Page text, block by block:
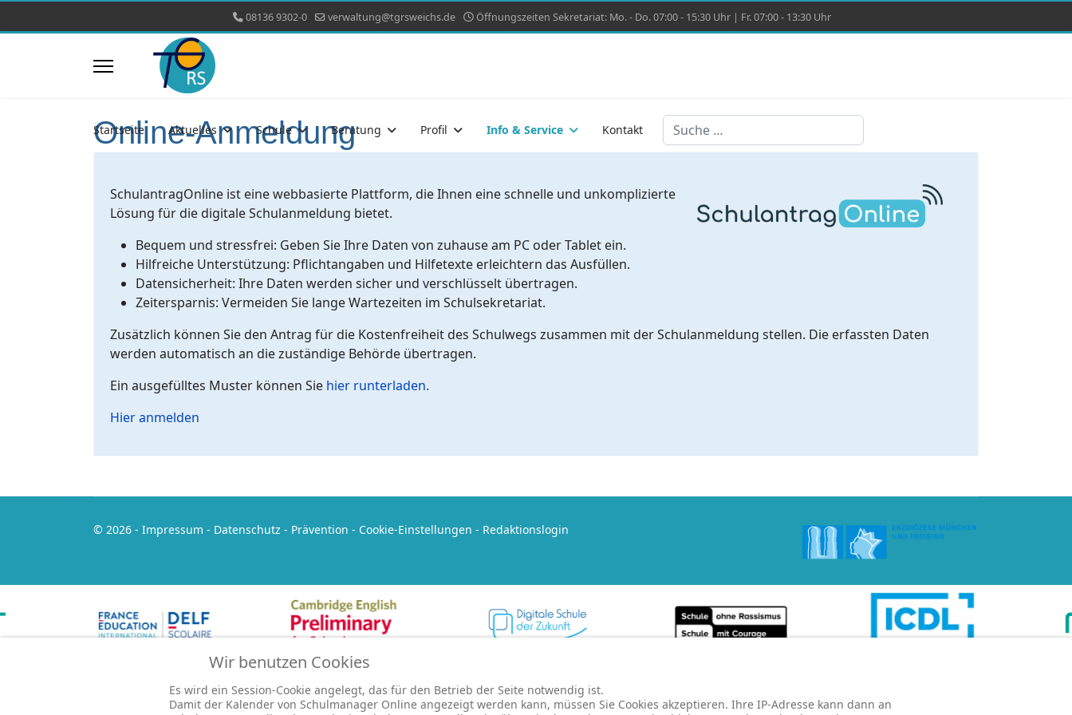
08136 9302-0 verwaltung@tgrsweichs.de Öffnungszeiten Sekretariat: Mo. - Do. 07:00 - 15:30 Uhr | Fr. 07:00 - 13:30 Uhr
Startseite Aktuelles Schule Beratung Profil Info & Service Kontakt Suchen
Online-Anmeldung
SchulantragOnline ist eine webbasierte Plattform, die Ihnen eine schnelle und unkomplizierte
Lösung für die digitale Schulanmeldung bietet.
Bequem und stressfrei: Geben Sie Ihre Daten von zuhause am PC oder Tablet ein.
Hilfreiche Unterstützung: Pflichtangaben und Hilfetexte erleichtern das Ausfüllen.
Datensicherheit: Ihre Daten werden sicher und verschlüsselt übertragen.
Zeitersparnis: Vermeiden Sie lange Wartezeiten im Schulsekretariat.
Zusätzlich können Sie den Antrag für die Kostenfreiheit des Schulwegs zusammen mit der Schulanmeldung stellen. Die erfassten Daten
werden automatisch an die zuständige Behörde übertragen.
Ein ausgefülltes Muster können Sie hier runterladen.
Hier anmelden
© 2026 - Impressum - Datenschutz - Prävention - Cookie-Einstellungen - Redaktionslogin
Wir benutzen Cookies
Es wird ein Session-Cookie angelegt, das für den Betrieb der Seite notwendig ist.
Damit der Kalender von Schulmanager Online angezeigt werden kann, müssen Sie Cookies akzeptieren. Ihre IP-Adresse kann dann an